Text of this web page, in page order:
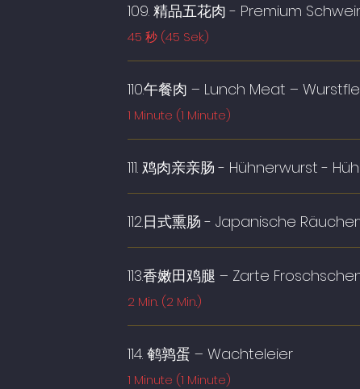
109. 精品五花肉 - Premium
45 秒 (45 Sek.)
110.午餐肉 – Lunch Meat –
1 Minute (1 Minute)
111. 鸡肉亲亲肠 - Hühnerwurst -
112.日式熏肠 - Japanische
113.香嫩田鸡腿 – Zarte
2 Min. (2 Min.)
114. 鹌鹑蛋 – Wachteleier
1 Minute (1 Minute)